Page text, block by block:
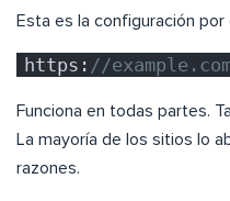
Esta es la configuración
https: //
Funciona en todas partes.
La mayoría de los sitios lo
razones.